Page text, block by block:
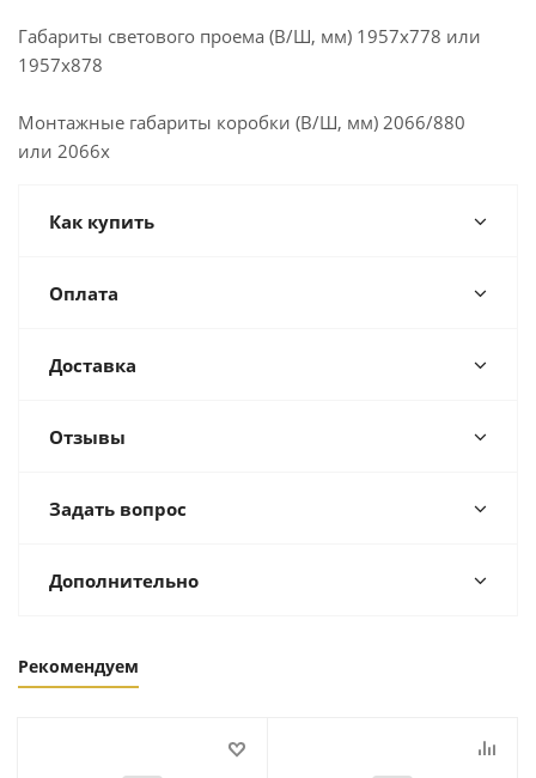
Габариты светового проема (В/Ш, мм) 1957х778 или
1957х878
Монтажные габариты коробки (В/Ш, мм) 2066/880
или 2066x
Как купить
Оплата
Доставка
Отзывы
Задать вопрос
Дополнительно
Рекомендуем